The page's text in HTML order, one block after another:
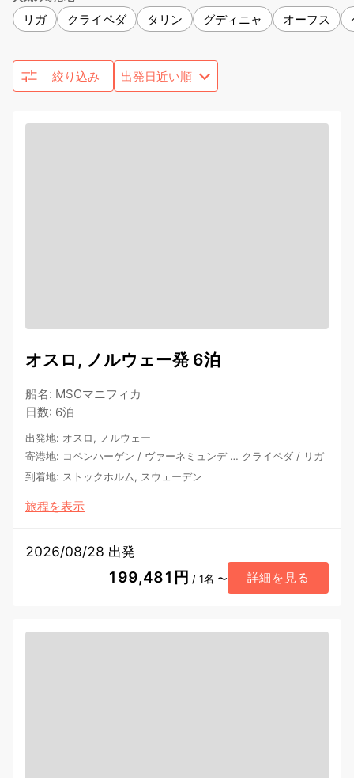
リガ クライペダ タリン グディニャ オーフス
絞り込み
オスロ, ノルウェー発 6泊
船名: MSCマニフィカ
日数: 6泊
出発地: オスロ, ノルウェー
寄港地: コペンハーゲン / ヴァーネミュンデ… クライペダ / リガ
到着地: ストックホルム, スウェーデン
旅程を表示
2026/08/28 出発
199,481円 / 1名 〜 詳細を見る